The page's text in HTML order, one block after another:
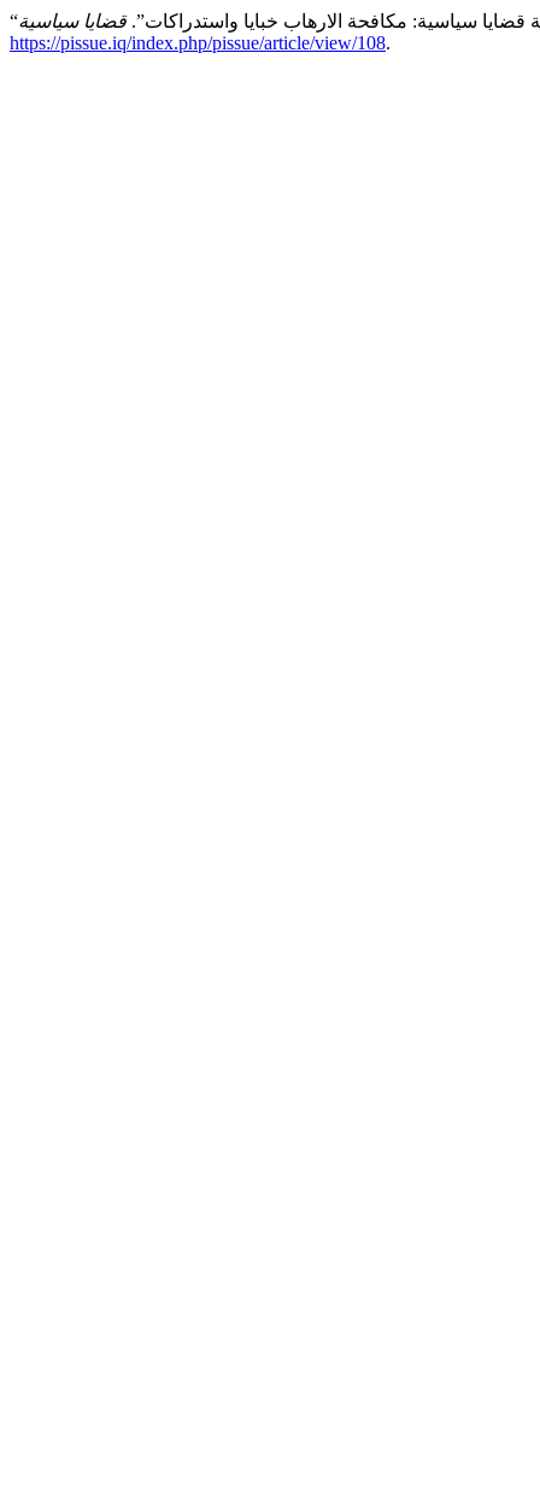
قضايا سياسية: مكافحة الارهاب خبايا واستدراكات”. قضايا سياسية
https://pissue.iq/index.php/pissue/article/view/108.